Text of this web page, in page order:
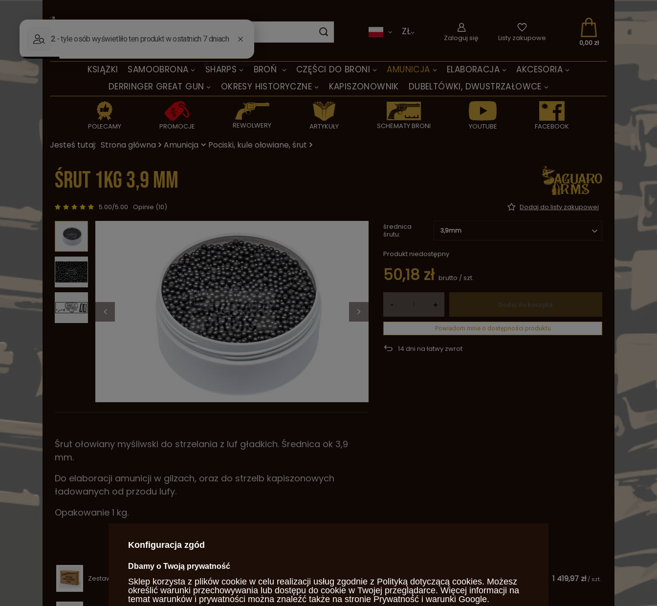
KSIĄŻKI SAMOOBRONA SHARPS BROŃ CZĘŚCI DO BRONI AMUNICJA ELABORACJA
AKCESORIA
DERRINGER GREAT GUN
OKRESY HISTORYCZNE KAPISZONOWNIK DUBELTÓWKI, DWUSTRZAŁOWCE
POLECAMY PROMOCJE REWOLWERY ARTYKUŁY SCHEMATY BRONI YOUTUBE FACEBOOK
ZŁ
Zaloguj się Listy zakupowe
0,00 zł
Jesteś tutaj: Strona główna Amunicja Pociski, kule ołowiane, śrut
Śrut 1kg 3,9 mm
5.00/5.00 Opinie (10) Dodaj do listy zakupowej
średnica
śrutu
3,9mm
Produkt niedostępny
50,18 zł brutto / szt.
- + Dodaj do koszyka
Powiadom mnie o dostępności produktu
14 dni na łatwy zwrot
Zestaw akcesoriów 12ga 1 419,97 zł / szt.
Śrut ołowiany myśliwski do strzelania z luf gładkich. Średnica ok 3,9
mm.
Do elaboracji amunicji w gilzach, oraz do strzelb kapiszonowych
ładowanych od przodu lufy.
Opakowanie 1 kg.
Konfiguracja zgód
Dbamy o Twoją prywatność
Sklep korzysta z plików cookie w celu realizacji usług zgodnie z Polityką dotyczącą cookies. Możesz
określić warunki przechowywania lub dostępu do cookie w Twojej przeglądarce. Więcej informacji na
temat warunków i prywatności można znaleźć także na stronie Prywatność i warunki Google.